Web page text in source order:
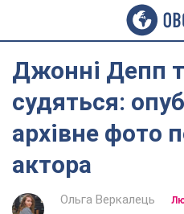
Джонні Депп
судяться:
архівне фото
актора
Ольга Веркалець